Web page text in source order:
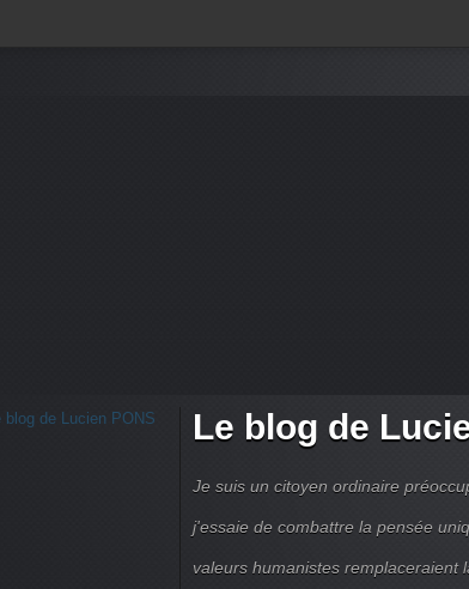
Le blog de
Je suis un citoyen ordinaire
j'essaie de combattre la pensée
valeurs humanistes remplaceraient